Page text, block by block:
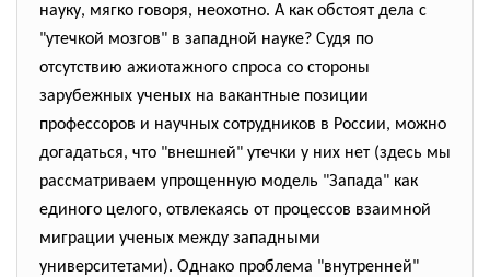
науку, мягко говоря, неохотно. А как обстоят дела с
"утечкой мозгов" в западной науке? Судя по
отсутствию ажиотажного спроса со стороны
зарубежных ученых на вакантные позиции
профессоров и научных сотрудников в России, можно
догадаться, что "внешней" утечки у них нет (здесь мы
рассматриваем упрощенную модель "Запада" как
единого целого, отвлекаясь от процессов взаимной
миграции ученых между западными
университетами). Однако проблема "внутренней"